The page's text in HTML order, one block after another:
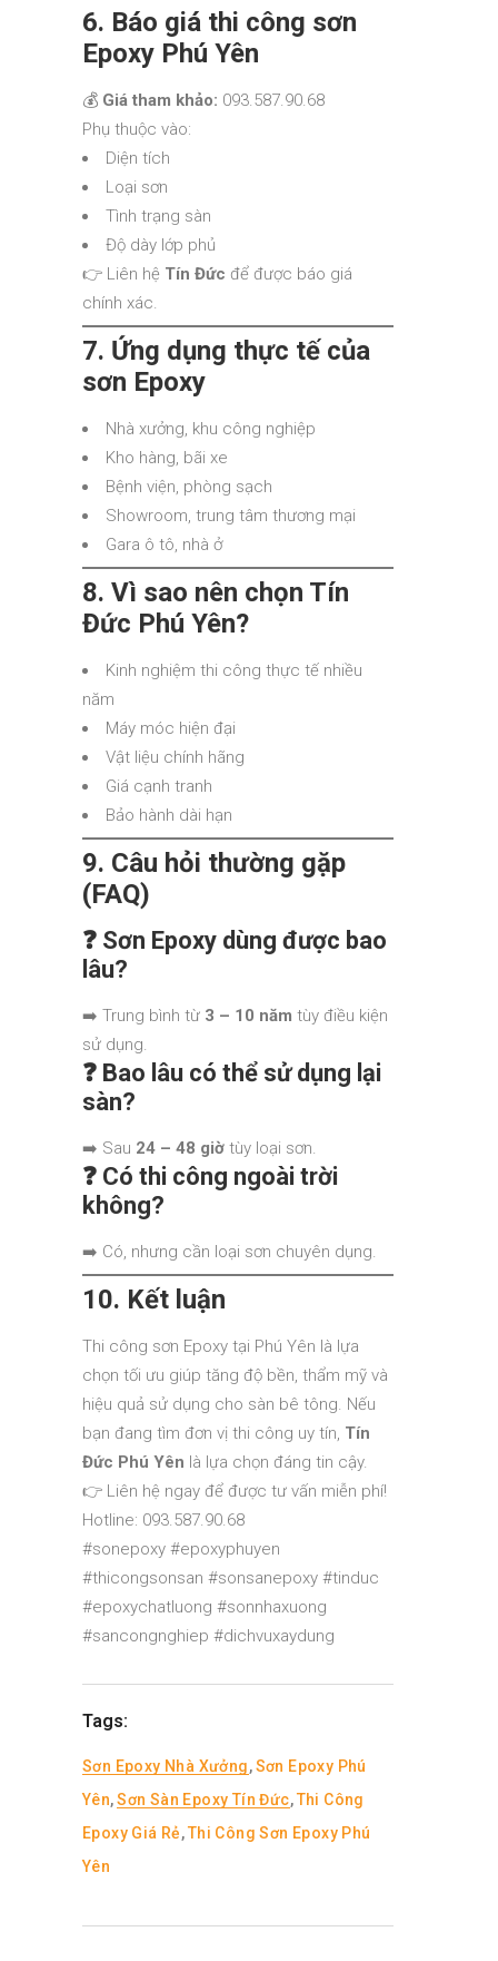
6. Báo giá thi công sơn
Epoxy Phú Yên
💰 Giá tham khảo: 093.587.90.68
Phụ thuộc vào:
Diện tích
Loại sơn
Tình trạng sàn
Độ dày lớp phủ
👉 Liên hệ Tín Đức để được báo giá
chính xác.
7. Ứng dụng thực tế của
sơn Epoxy
Nhà xưởng, khu công nghiệp
Kho hàng, bãi xe
Bệnh viện, phòng sạch
Showroom, trung tâm thương mại
Gara ô tô, nhà ở
8. Vì sao nên chọn Tín
Đức Phú Yên?
Kinh nghiệm thi công thực tế nhiều
năm
Máy móc hiện đại
Vật liệu chính hãng
Giá cạnh tranh
Bảo hành dài hạn
9. Câu hỏi thường gặp
(FAQ)
❓ Sơn Epoxy dùng được bao
lâu?
➡️ Trung bình từ 3 – 10 năm tùy điều kiện
sử dụng.
❓ Bao lâu có thể sử dụng lại
sàn?
➡️ Sau 24 – 48 giờ tùy loại sơn.
❓ Có thi công ngoài trời
không?
➡️ Có, nhưng cần loại sơn chuyên dụng.
10. Kết luận
Thi công sơn Epoxy tại Phú Yên là lựa
chọn tối ưu giúp tăng độ bền, thẩm mỹ và
hiệu quả sử dụng cho sàn bê tông. Nếu
bạn đang tìm đơn vị thi công uy tín, Tín
Đức Phú Yên là lựa chọn đáng tin cậy.
👉 Liên hệ ngay để được tư vấn miễn phí!
Hotline: 093.587.90.68
#sonepoxy #epoxyphuyen
#thicongsonsan #sonsanepoxy #tinduc
#epoxychatluong #sonnhaxuong
#sancongnghiep #dichvuxaydung
Tags:
Sơn Epoxy Nhà Xưởng, Sơn Epoxy Phú
Yên, Sơn Sàn Epoxy Tín Đức, Thi Công
Epoxy Giá Rẻ,Thi Công Sơn Epoxy Phú
Yên